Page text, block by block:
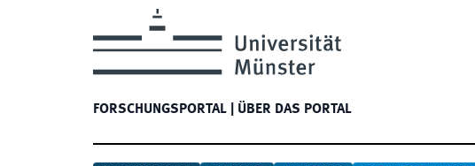
FORSCHUNGSPORTAL ÜBER DAS PORTAL